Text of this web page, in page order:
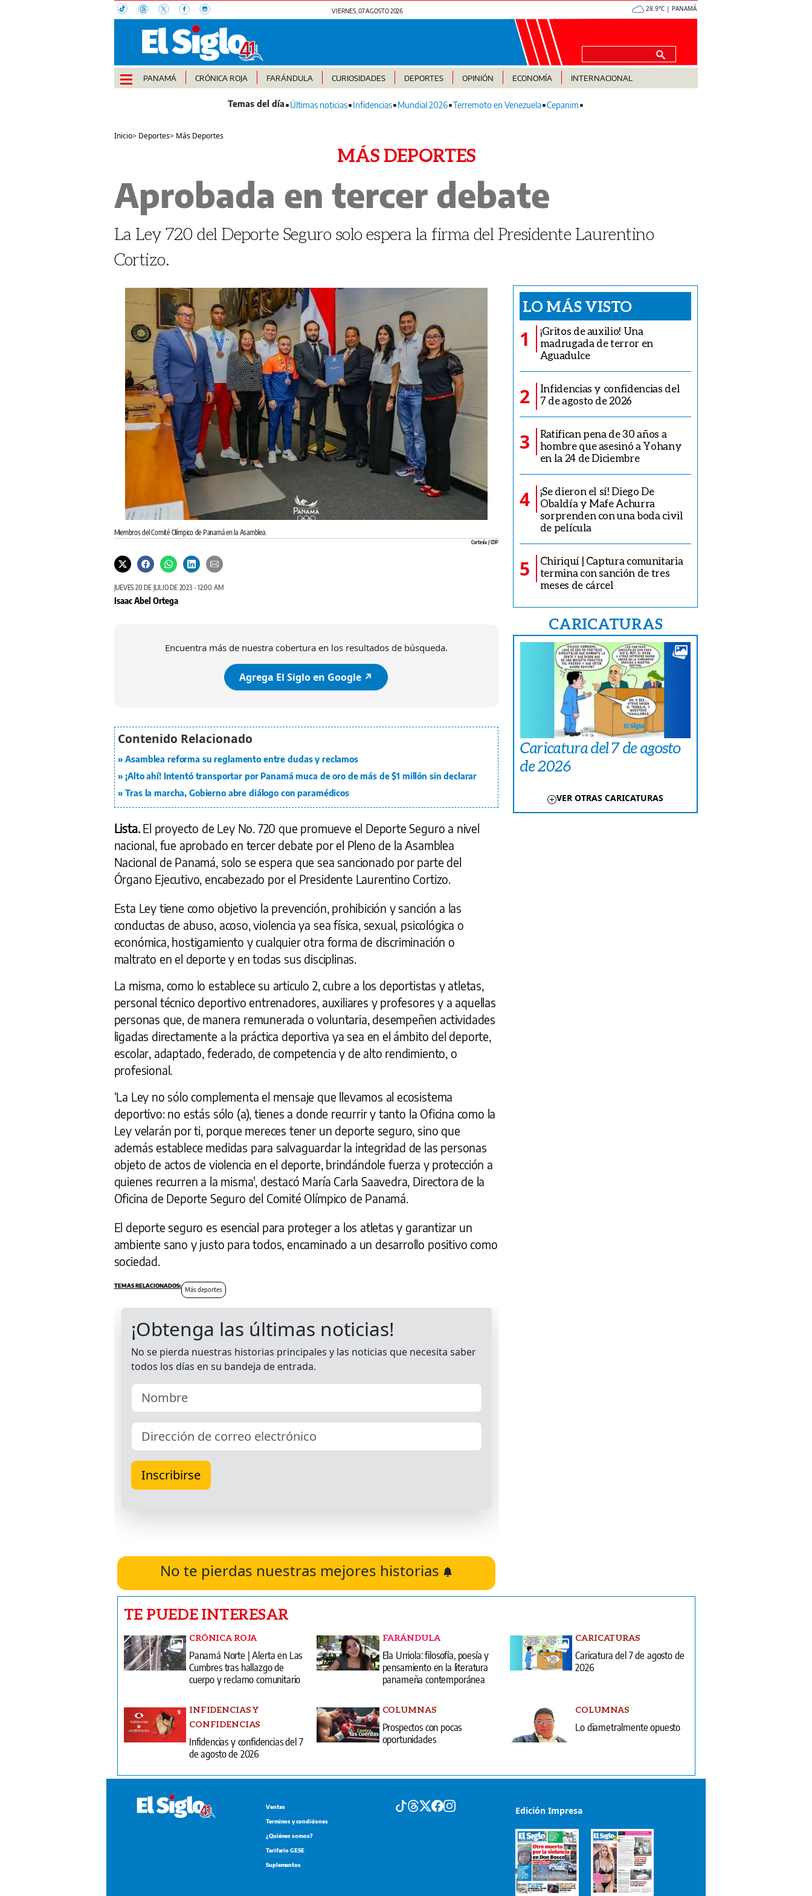
VIERNES, 07 AGOSTO 2026 28.9°C | PANAMÁ
PANAMÁ CRÓNICA ROJA FARÁNDULA CURIOSIDADES DEPORTES OPINIÓN ECONOMÍA INTERNACIONAL
Últimas noticias Infidencias Mundial 2026 Terremoto en Venezuela Cepanim
Inicio> Deportes> Más Deportes
MÁS DEPORTES
Aprobada en tercer debate
La Ley 720 del Deporte Seguro solo espera la firma del Presidente Laurentino
Cortizo.
Miembros del Comité Olímpico de Panamá en la Asamblea.
Cortesía / COP
JUEVES 20 DE JULIO DE 2023 - 12:00 AM
Isaac Abel Ortega
Encuentra más de nuestra cobertura en los resultados de búsqueda.
Agrega El Siglo en Google ↗️
Asamblea reforma su reglamento entre dudas y reclamos
¡Alto ahí! Intentó transportar por Panamá muca de oro de más de $1 millón sin declarar
Tras la marcha, Gobierno abre diálogo con paramédicos
Lista. El proyecto de Ley No. 720 que promueve el Deporte Seguro a nivel
nacional, fue aprobado en tercer debate por el Pleno de la Asamblea
Nacional de Panamá, solo se espera que sea sancionado por parte del
Órgano Ejecutivo, encabezado por el Presidente Laurentino Cortizo.
Esta Ley tiene como objetivo la prevención, prohibición y sanción a las
conductas de abuso, acoso, violencia ya sea física, sexual, psicológica o
económica, hostigamiento y cualquier otra forma de discriminación o
maltrato en el deporte y en todas sus disciplinas.
La misma, como lo establece su articulo 2, cubre a los deportistas y atletas,
personal técnico deportivo entrenadores, auxiliares y profesores y a aquellas
personas que, de manera remunerada o voluntaria, desempeñen actividades
ligadas directamente a la práctica deportiva ya sea en el ámbito del deporte,
escolar, adaptado, federado, de competencia y de alto rendimiento, o
profesional.
‘La Ley no sólo complementa el mensaje que llevamos al ecosistema
deportivo: no estás sólo (a), tienes a donde recurrir y tanto la Oficina como la
Ley velarán por ti, porque mereces tener un deporte seguro, sino que
además establece medidas para salvaguardar la integridad de las personas
objeto de actos de violencia en el deporte, brindándole fuerza y protección a
quienes recurren a la misma', destacó María Carla Saavedra, Directora de la
Oficina de Deporte Seguro del Comité Olímpico de Panamá.
El deporte seguro es esencial para proteger a los atletas y garantizar un
ambiente sano y justo para todos, encaminado a un desarrollo positivo como
sociedad.
Más deportes
No te pierdas nuestras mejores historias
LO MÁS VISTO
1
¡Gritos de auxilio! Una
madrugada de terror en
Aguadulce
2
Infidencias y confidencias del
7 de agosto de 2026
3
Ratifican pena de 30 años a
hombre que asesinó a Yohany
en la 24 de Diciembre
4
¡Se dieron el sí! Diego De
Obaldía y Mafe Achurra
sorprenden con una boda civil
de película
5
Chiriquí | Captura comunitaria
termina con sanción de tres
meses de cárcel
CARICATURAS
Caricatura del 7 de agosto
de 2026
VER OTRAS CARICATURAS
TE PUEDE INTERESAR
CRÓNICA ROJA
Panamá Norte | Alerta en Las
Cumbres tras hallazgo de
cuerpo y reclamo comunitario
FARÁNDULA
Ela Urriola: filosofía, poesía y
pensamiento en la literatura
panameña contemporánea
CARICATURAS
Caricatura del 7 de agosto de
2026
INFIDENCIAS Y
CONFIDENCIAS
Infidencias y confidencias del 7
de agosto de 2026
COLUMNAS
Prospectos con pocas
oportunidades
COLUMNAS
Lo diametralmente opuesto
Ventas
Terminos y condiciones
¿Quiénes somos?
Tarifario GESE
Suplementos
Edición Impresa